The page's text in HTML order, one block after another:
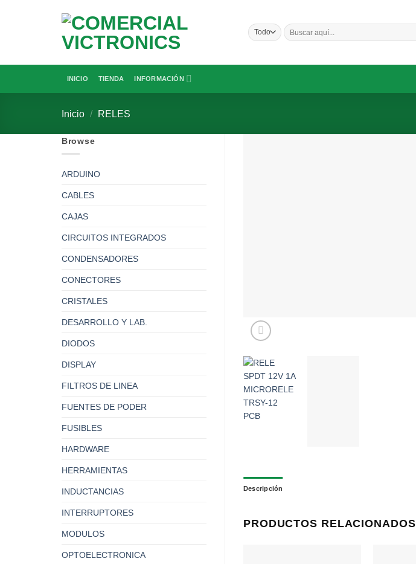
Buscar
por:
INICIO TIENDA INFORMACIÓN
Inicio / RELES
Browse
ARDUINO
CABLES
CAJAS
CIRCUITOS INTEGRADOS
CONDENSADORES
CONECTORES
CRISTALES
DESARROLLO Y LAB.
DIODOS
DISPLAY
FILTROS DE LINEA
FUENTES DE PODER
FUSIBLES
HARDWARE
HERRAMIENTAS
INDUCTANCIAS
INTERRUPTORES
MODULOS
OPTOELECTRONICA
Descripción
PRODUCTOS RELACIONADOS